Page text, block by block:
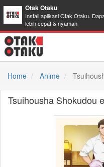
Otak Otaku
Install aplikasi Otak Otaku.
lebih cepat & nyaman
Home
Anime
Tsuihousha Shokudou